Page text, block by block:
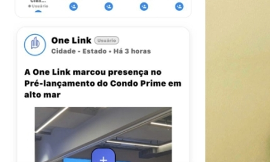
Vitória